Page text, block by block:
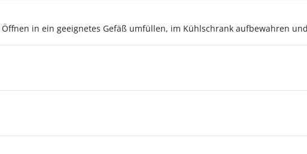
in ein geeignetes Gefäß umfüllen, im Kühlschrank aufbewahren